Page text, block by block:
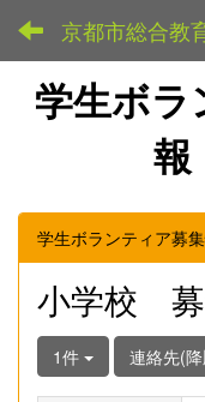
京都市総合教
学生ボ
報
学生ボランティア募
小学校 募
1件 連絡先(